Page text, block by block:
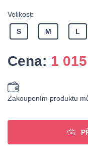
Velikost:
S M L
Cena: 1 015
Zakoupením produktu